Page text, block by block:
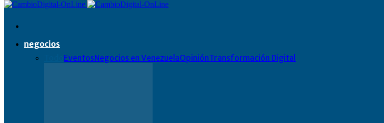
negocios
EventosNegocios en VenezuelaOpiniónTransformación Digital